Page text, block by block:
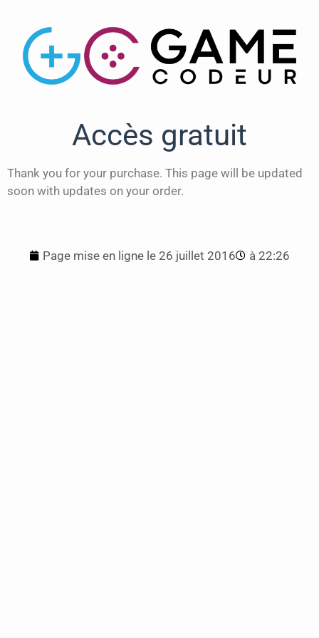
Accès gratuit
Thank you for your purchase. This page will be updated
soon with updates on your order.
Page mise en ligne le 26 juillet 2016 à 22:26